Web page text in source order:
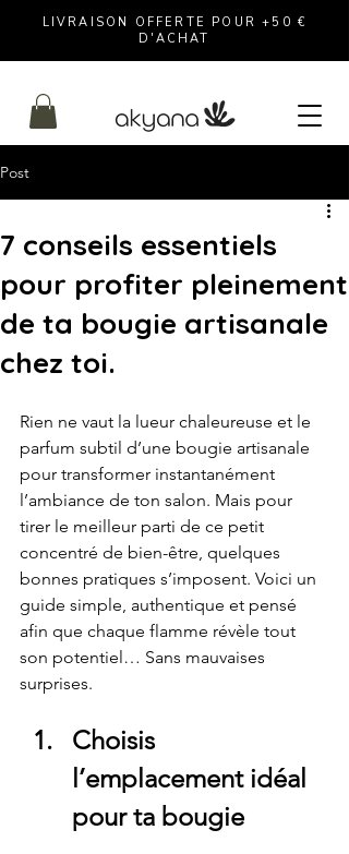
LIVRAISON OFFERTE POUR +50 €
D'ACHAT
Post
7 conseils essentiels
pour profiter pleinement
de ta bougie artisanale
chez toi.
Rien ne vaut la lueur chaleureuse et le
parfum subtil d’une bougie artisanale
pour transformer instantanément
l’ambiance de ton salon. Mais pour
tirer le meilleur parti de ce petit
concentré de bien-être, quelques
bonnes pratiques s’imposent. Voici un
guide simple, authentique et pensé
afin que chaque flamme révèle tout
son potentiel… Sans mauvaises
surprises.
Choisis
l’emplacement idéal
pour ta bougie